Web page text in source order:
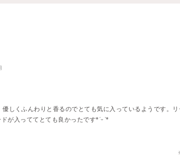
しくふんわりと香るのでとても気に入っているようです。
が入っててとても良かったです*ˊᵕˋ*